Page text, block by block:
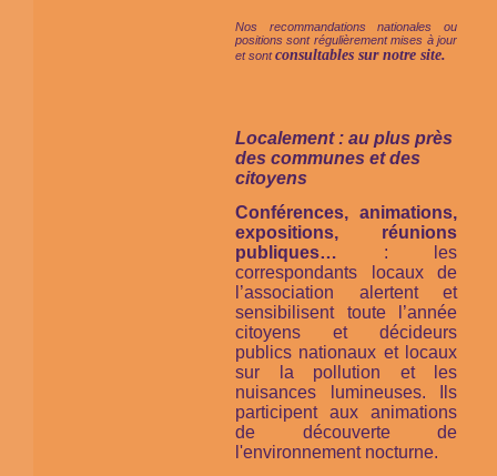
Nos recommandations nationales ou
positions sont régulièrement mises à jour
et sontconsultables sur notre site.
Localement : au plus près
des communes et des
citoyens
Conférences, animations,
expositions, réunions
publiques… : les
correspondants locaux de
l’association alertent et
sensibilisent toute l’année
citoyens et décideurs
publics nationaux et locaux
sur la pollution et les
nuisances lumineuses. Ils
participent aux animations
de découverte de
l'environnement nocturne.